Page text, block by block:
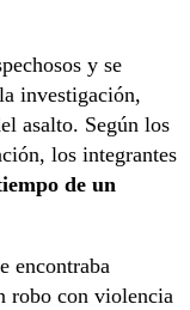
y se
investigación,
asalto. Según los
los integrantes
de un
encontraba
robo con violencia